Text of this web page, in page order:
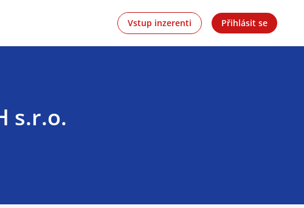
Vstup inzerenti Přihlásit se
s.r.o.